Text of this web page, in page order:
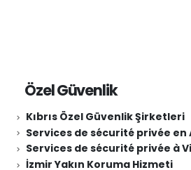
Özel Güvenlik
Kıbrıs Özel Güvenlik Şirketleri
Services de sécurité privée en
Services de sécurité privée à
İzmir Yakın Koruma Hizmeti